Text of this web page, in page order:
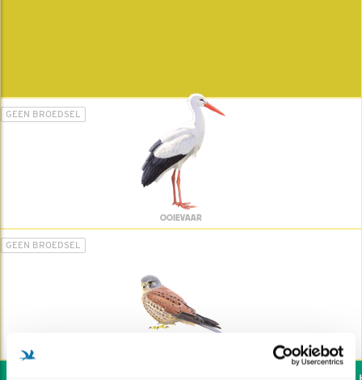
GEEN BROEDSEL
OOIEVAAR
GEEN BROEDSEL